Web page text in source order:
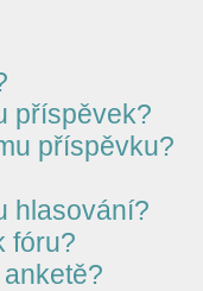
příspěvek?
příspěvku?
hlasování?
fóru?